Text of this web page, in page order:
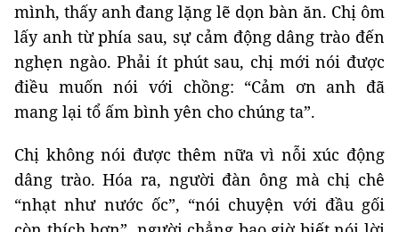
mình, thấy anh đang lặng lẽ dọn bàn ăn. Chị ôm
lấy anh từ phía sau, sự cảm động dâng trào đến
nghẹn ngào. Phải ít phút sau, chị mới nói được
điều muốn nói với chồng: “Cảm ơn anh đã
mang lại tổ ấm bình yên cho chúng ta”.
Chị không nói được thêm nữa vì nỗi xúc động
dâng trào. Hóa ra, người đàn ông mà chị chê
“nhạt như nước ốc”, “nói chuyện với đầu gối